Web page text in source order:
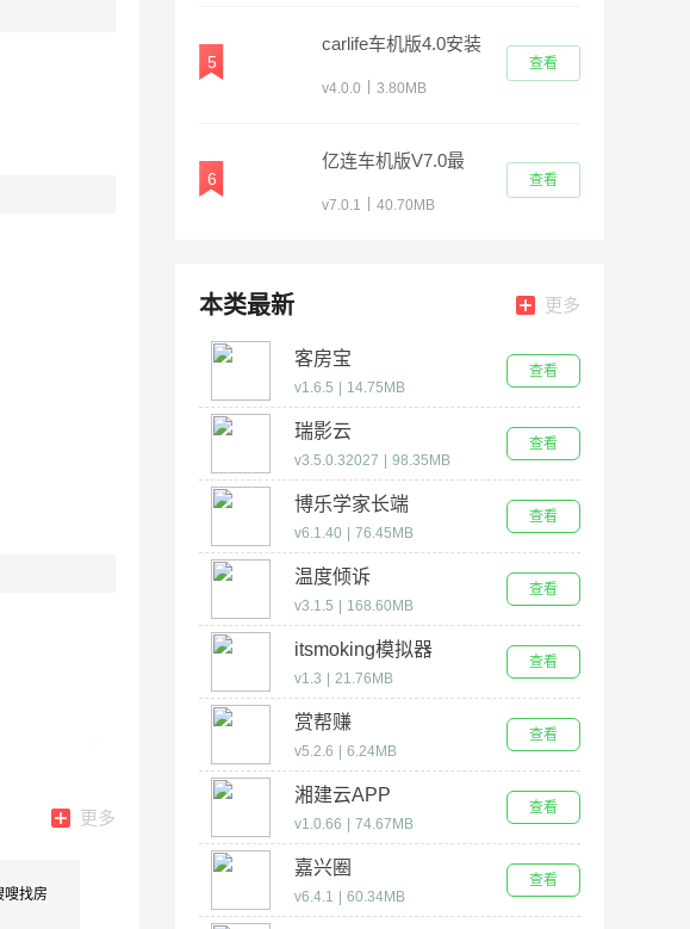
更多
5
carlife车机版4.0安装
v4.0.0 3.80MB
查看
6
亿连车机版V7.0最
v7.0.1 40.70MB
查看
本类最新 更多
客房宝
v1.6.5 14.75MB
查看
瑞影云
v3.5.0.32027 98.35MB
查看
博乐学家长端
v6.1.40 76.45MB
查看
温度倾诉
v3.1.5 168.60MB
查看
itsmoking模拟器
v1.3 21.76MB
查看
赏帮赚
v5.2.6 6.24MB
查看
湘建云APP
v1.0.66 74.67MB
查看
嘉兴圈
v6.4.1 60.34MB
查看